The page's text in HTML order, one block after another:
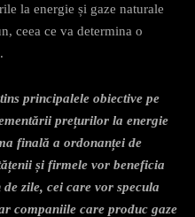
la energie și gaze naturale
ceea ce va determina o
principalele obiective pe
prețurilor la energie
finală a ordonanței de
și firmele vor beneficia
zile, cei care vor specula
companiile care produc gaze